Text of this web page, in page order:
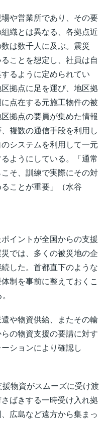
や営業所であり、その要
織とは異なる、各拠点近
は数千人に及ぶ。震災
ことを想定し、社員は自
るように定められてい
拠点に足を運び、地区拠
点在する元施工物件の被
拠点の要員が集めた情報
複数の通信手段を利用し
システムを利用して一元
ようにしている。「通常
そ、訓練で実際にその対
ことが重要」（水谷
イントが全国からの支援
では、多くの被災地の企
した。首都直下のような
制を事前に整えておくこ
や物資供給、またその輸
の物資支援の要請に対す
ションにより確認し
物資がスムーズに受け渡
ばきする一時受け入れ拠
広島など遠方から集まっ